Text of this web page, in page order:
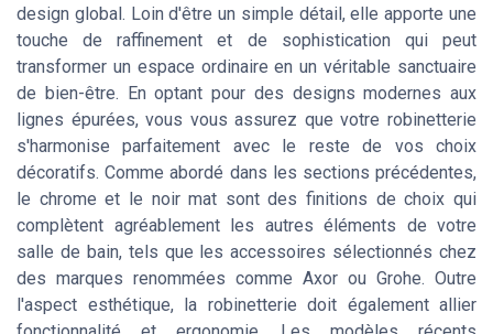
design global. Loin d'être un simple détail, elle apporte une
touche de raffinement et de sophistication qui peut
transformer un espace ordinaire en un véritable sanctuaire
de bien-être. En optant pour des designs modernes aux
lignes épurées, vous vous assurez que votre robinetterie
s'harmonise parfaitement avec le reste de vos choix
décoratifs. Comme abordé dans les sections précédentes,
le chrome et le noir mat sont des finitions de choix qui
complètent agréablement les autres éléments de votre
salle de bain, tels que les accessoires sélectionnés chez
des marques renommées comme Axor ou Grohe. Outre
l'aspect esthétique, la robinetterie doit également allier